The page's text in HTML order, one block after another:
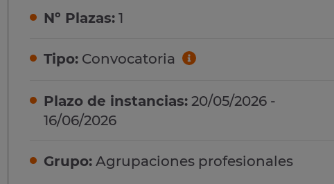
Nº Plazas: 1
Tipo: Convocatoria
Plazo de instancias: 20/05/2026 -
16/06/2026
Grupo: Agrupaciones profesionales